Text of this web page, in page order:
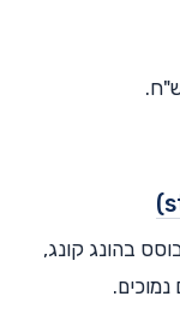
בהונג קונג,
נמוכים.